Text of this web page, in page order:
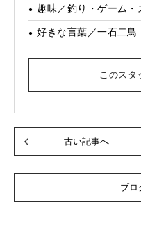
趣味／釣り・ゲーム・
好きな言葉／一石二鳥
このスタ
古い記事へ
ブロ